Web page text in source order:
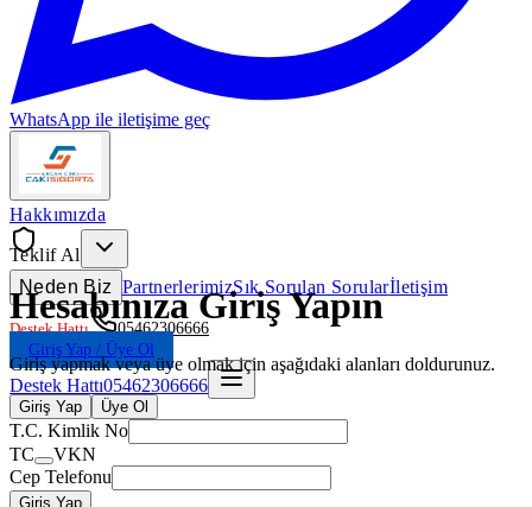
WhatsApp ile iletişime geç
Hakkımızda
Teklif Al
Neden Biz PartnerlerimizSık Sorulan Sorularİletişim
Destek Hattı
05462306666
Giriş Yap / Üye Ol
Destek Hattı05462306666
Hesabınıza Giriş Yapın
Giriş yapmak veya üye olmak için aşağıdaki alanları doldurunuz.
Giriş Yap Üye Ol
T.C. Kimlik No
TC
VKN
Cep Telefonu
Giriş Yap